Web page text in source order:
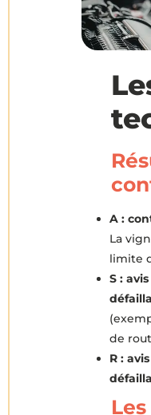
A :
La
limite
S :
de
R :